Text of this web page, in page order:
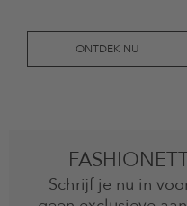
ONTDEK NU
Schrijf je nu in